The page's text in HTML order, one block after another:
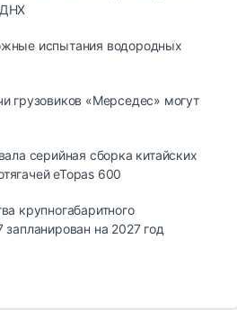
испытания водородных
грузовиков «Мерседес» могут
серийная сборка китайских
eTopas 600
крупногабаритного
запланирован на 2027 год